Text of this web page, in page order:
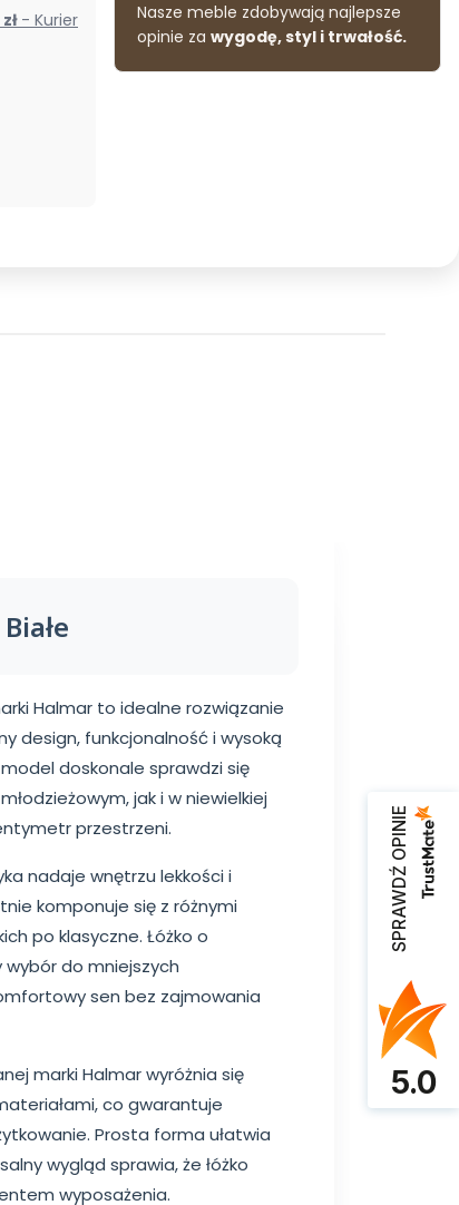
zł - Kurier
Nasze meble zdobywają najlepsze
opinie za wygodę, styl i trwałość.
Halmar to idealne rozwiązanie
design, funkcjonalność i wysoką
doskonale sprawdzi się
jak i w niewielkiej
przestrzeni.
nadaje wnętrzu lekkości i
komponuje się z różnymi
po klasyczne. Łóżko o
wybór do mniejszych
sen bez zajmowania
marki Halmar wyróżnia się
co gwarantuje
Prosta forma ułatwia
wygląd sprawia, że łóżko
wyposażenia.
SPRAWDŹ OPINIE
5.0